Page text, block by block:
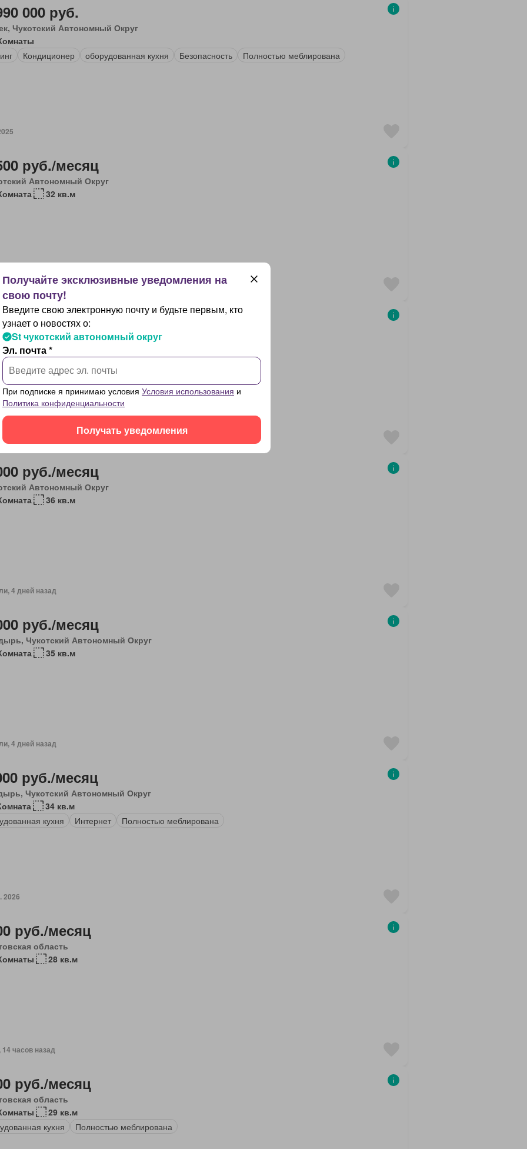
000 руб.
Чукотский Автономный Округ
Кондиционер оборудованная кухня Безопасность Полностью меблирована
руб./месяц
Автономный Округ
32 кв.м
4 дней назад
руб./месяц
Чукотский Автономный Округ
34 кв.м
4 дней назад
руб./месяц
Автономный Округ
36 кв.м
4 дней назад
руб./месяц
Чукотский Автономный Округ
35 кв.м
4 дней назад
руб./месяц
Чукотский Автономный Округ
34 кв.м
кухня
Интернет Полностью меблирована
2026
руб./месяц
область
28 кв.м
14 часов назад
руб./месяц
область
29 кв.м
кухня
Полностью меблирована
Введите свою электронную почту и будьте первым, кто
узнает о новостях о:
St чукотский автономный округ
Эл. почта *
При подписке я принимаю условия Условия использования и
Политика конфиденциальности
Получать уведомления